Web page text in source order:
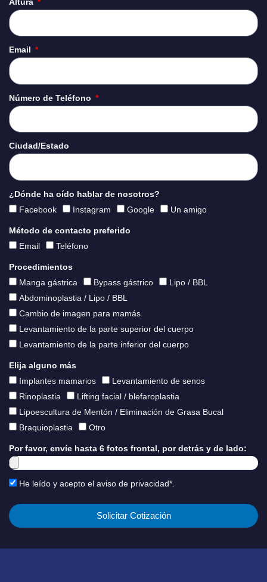
Altura
Email
Número de Teléfono
Ciudad/Estado
¿Dónde ha oído hablar de nosotros?
Facebook
Instagram Google Un amigo
Método de contacto preferido
Email
Teléfono
Procedimientos
Manga gástrica
Bypass gástrico
Lipo / BBL
Abdominoplastia / Lipo / BBL
Cambio de imagen para mamás
Levantamiento de la parte superior del cuerpo
Levantamiento de la parte inferior del cuerpo
Elija alguno más
Implantes mamarios
Levantamiento de senos
Rinoplastia
Lifting facial / blefaroplastia
Lipoescultura de Mentón / Eliminación de Grasa Bucal
Braquioplastia
Otro
Por favor, envíe hasta 6 fotos frontal, por detrás y de lado:
He leído y acepto el aviso de privacidad*.
Solicitar Cotización